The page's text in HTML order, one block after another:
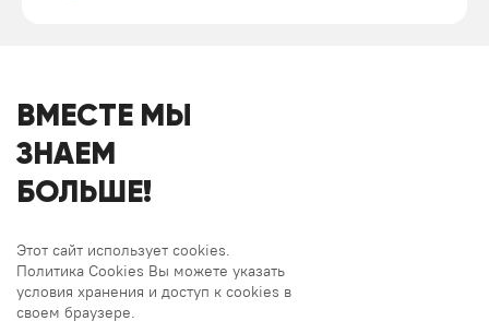
ВМЕСТЕ МЫ
ЗНАЕМ
БОЛЬШЕ!
Этот сайт использует cookies.
Политика Cookies Вы можете указать
условия хранения и доступ к cookies в
своем браузере.